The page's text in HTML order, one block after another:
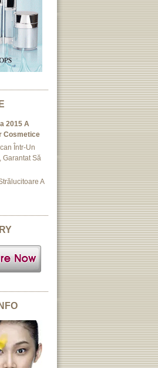
2015 A
Cosmetice
Într-Un
Garantat Să
A